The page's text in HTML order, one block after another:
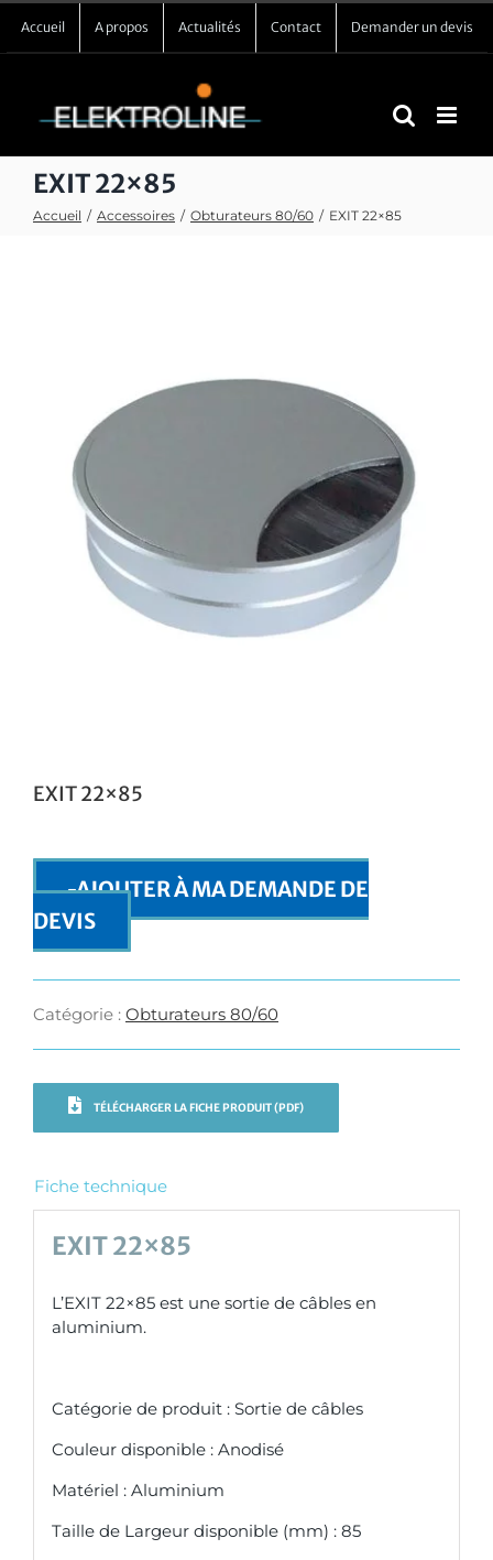
Passer
contenu
Accueil A propos Actualités Contact Demander un devis
EXIT 22×85
Accueil / Accessoires / Obturateurs 80/60 / EXIT 22×85
EXIT 22×85
AJOUTER À MA DEMANDE DE
DEVIS
Catégorie : Obturateurs 80/60
TÉLÉCHARGER LA FICHE PRODUIT (PDF)
Fiche technique
EXIT 22×85
L’EXIT 22×85 est une sortie de câbles en
aluminium.
Catégorie de produit : Sortie de câbles
Couleur disponible : Anodisé
Matériel : Aluminium
Taille de Largeur disponible (mm) : 85